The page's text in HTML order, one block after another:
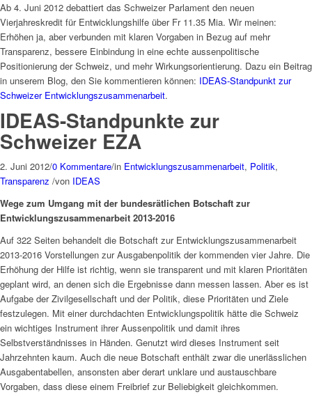
Ab 4. Juni 2012 debattiert das Schweizer Parlament den neuen
Vierjahreskredit für Entwicklungshilfe über Fr 11.35 Mia. Wir meinen:
Erhöhen ja, aber verbunden mit klaren Vorgaben in Bezug auf mehr
Transparenz, bessere Einbindung in eine echte aussenpolitische
Positionierung der Schweiz, und mehr Wirkungsorientierung. Dazu ein Beitrag
in unserem Blog, den Sie kommentieren können: IDEAS-Standpunkt zur
Schweizer Entwicklungszusammenarbeit.
IDEAS-Standpunkte zur
Schweizer EZA
2. Juni 2012/0 Kommentare/in Entwicklungszusammenarbeit, Politik,
Transparenz /von IDEAS
Wege zum Umgang mit der bundesrätlichen Botschaft zur
Entwicklungszusammenarbeit 2013-2016
Auf 322 Seiten behandelt die Botschaft zur Entwicklungszusammenarbeit
2013-2016 Vorstellungen zur Ausgabenpolitik der kommenden vier Jahre. Die
Erhöhung der Hilfe ist richtig, wenn sie transparent und mit klaren Prioritäten
geplant wird, an denen sich die Ergebnisse dann messen lassen. Aber es ist
Aufgabe der Zivilgesellschaft und der Politik, diese Prioritäten und Ziele
festzulegen. Mit einer durchdachten Entwicklungspolitik hätte die Schweiz
ein wichtiges Instrument ihrer Aussenpolitik und damit ihres
Selbstverständnisses in Händen. Genutzt wird dieses Instrument seit
Jahrzehnten kaum. Auch die neue Botschaft enthält zwar die unerlässlichen
Ausgabentabellen, ansonsten aber derart unklare und austauschbare
Vorgaben, dass diese einem Freibrief zur Beliebigkeit gleichkommen.